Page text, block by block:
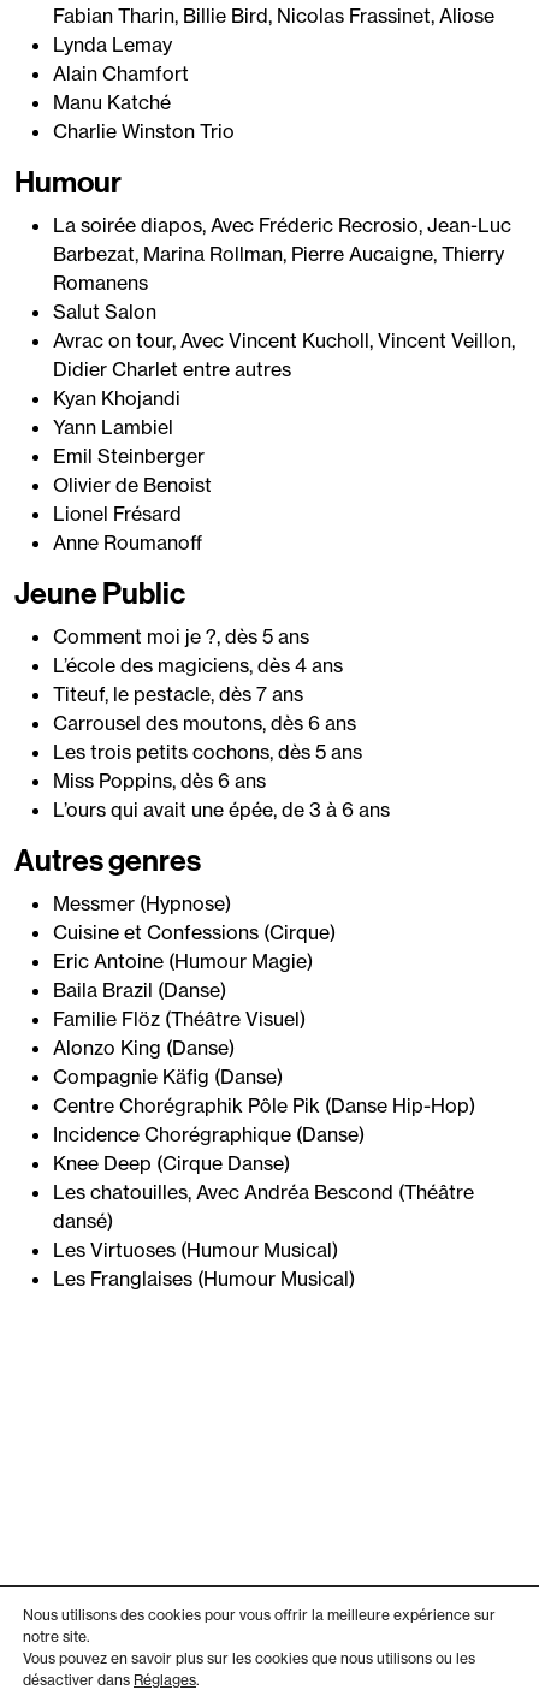
Fabian Tharin, Billie Bird, Nicolas Frassinet, Aliose
Lynda Lemay
Alain Chamfort
Manu Katché
Charlie Winston Trio
Humour
La soirée diapos, Avec Fréderic Recrosio, Jean-Luc
Barbezat, Marina Rollman, Pierre Aucaigne, Thierry
Romanens
Salut Salon
Avrac on tour, Avec Vincent Kucholl, Vincent Veillon,
Didier Charlet entre autres
Kyan Khojandi
Yann Lambiel
Emil Steinberger
Olivier de Benoist
Lionel Frésard
Anne Roumanoff
Jeune Public
Comment moi je ?, dès 5 ans
L’école des magiciens, dès 4 ans
Titeuf, le pestacle, dès 7 ans
Carrousel des moutons, dès 6 ans
Les trois petits cochons, dès 5 ans
Miss Poppins, dès 6 ans
L’ours qui avait une épée, de 3 à 6 ans
Autres genres
Messmer (Hypnose)
Cuisine et Confessions (Cirque)
Eric Antoine (Humour Magie)
Baila Brazil (Danse)
Familie Flöz (Théâtre Visuel)
Alonzo King (Danse)
Compagnie Käfig (Danse)
Centre Chorégraphik Pôle Pik (Danse Hip-Hop)
Incidence Chorégraphique (Danse)
Knee Deep (Cirque Danse)
Les chatouilles, Avec Andréa Bescond (Théâtre
dansé)
Les Virtuoses (Humour Musical)
Les Franglaises (Humour Musical)
Nous utilisons des cookies pour vous offrir la meilleure expérience sur
notre site.
Vous pouvez en savoir plus sur les cookies que nous utilisons ou les
désactiver dans Réglages.